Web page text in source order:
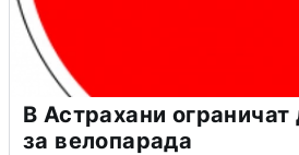
В Астрахани
за велопарада